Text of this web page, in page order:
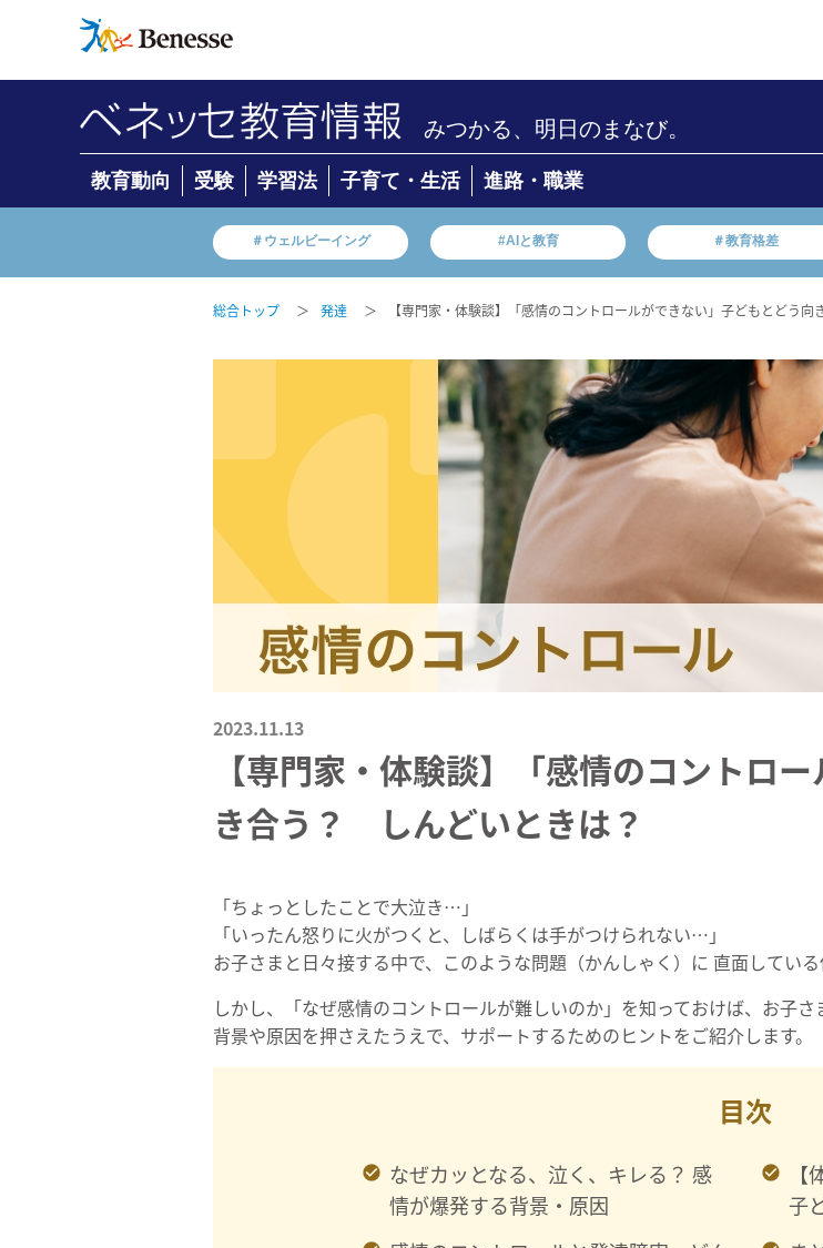
みつかる、明日のまなび。
教育動向 受験 学習法 子育て・生活 進路・職業
＃ウェルビーイング #AIと教育 ＃教育格差
総合トップ ＞ 発達 ＞ 【専門家・体験談】「感情のコントロールができない」子どもとどう
2023.11.13
【専門家・体験談】「感情のコントロ
き合う？ しんどいときは？
「ちょっとしたことで大泣き…」
「いったん怒りに火がつくと、しばらくは手がつけられない…」
お子さまと日々接する中で、このような問題（かんしゃく）に 直面してい
しかし、「なぜ感情のコントロールが難しいのか」を知っておけば、お子さ
背景や原因を押さえたうえで、サポートするためのヒントをご紹介します。
目次
なぜカッとなる、泣く、キレる？ 感
情が爆発する背景・原因
子